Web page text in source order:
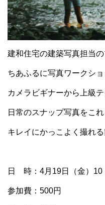
建和住宅の建築写真担当
ちあふるに写真ワークショ
カメラビギナーから上級
日常のスナップ写真をこれ
キレイにかっこよく撮れ
日 時：4月19日（金）10
参加費：500円